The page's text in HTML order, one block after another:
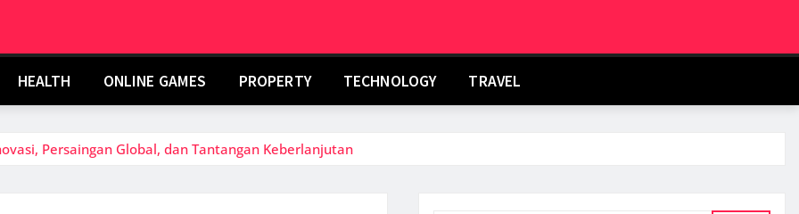
HEALTH ONLINE GAMES PROPERTY TECHNOLOGY TRAVEL
Persaingan Global, dan Tantangan Keberlanjutan